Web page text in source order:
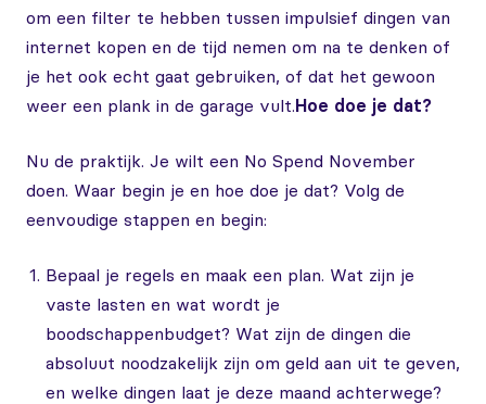
om een filter te hebben tussen impulsief dingen van
internet kopen en de tijd nemen om na te denken of
je het ook echt gaat gebruiken, of dat het gewoon
weer een plank in de garage vult.Hoe doe je dat?
Nu de praktijk. Je wilt een No Spend November
doen. Waar begin je en hoe doe je dat? Volg de
eenvoudige stappen en begin:
Bepaal je regels en maak een plan. Wat zijn je
vaste lasten en wat wordt je
boodschappenbudget? Wat zijn de dingen die
absoluut noodzakelijk zijn om geld aan uit te geven,
en welke dingen laat je deze maand achterwege?